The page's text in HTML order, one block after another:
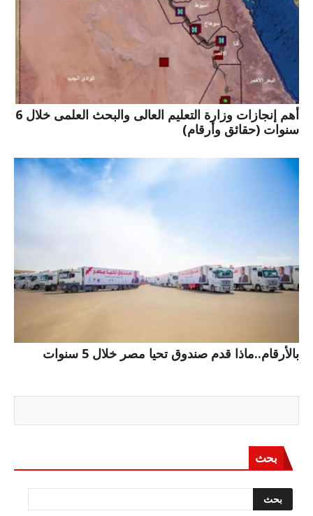
أهم إنجازات وزارة التعليم العالى والبحث العلمى خلال 6
سنوات (حقائق وأرقام)
بالأرقام..ماذا قدم صندوق تحيا مصر خلال 5 سنوات
بحث